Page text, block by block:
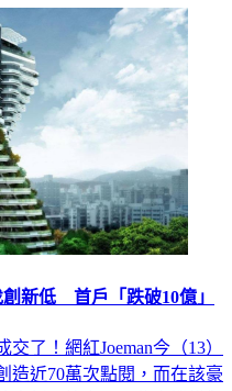
了！網紅Joeman今（13）